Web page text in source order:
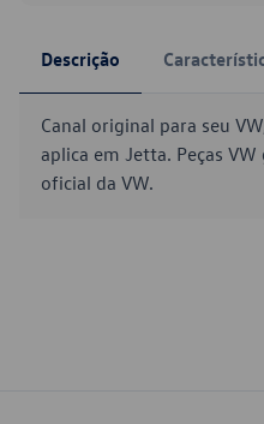
Descrição
Canal original para seu
aplica em Jetta. Peças
oficial da VW.